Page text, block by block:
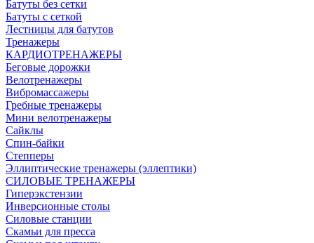
Батуты без сетки
Батуты с сеткой
Лестницы для батутов
Тренажеры
КАРДИОТРЕНАЖЕРЫ
Беговые дорожки
Велотренажеры
Вибромассажеры
Гребные тренажеры
Мини велотренажеры
Сайклы
Спин-байки
Степперы
Эллиптические тренажеры (эллептики)
СИЛОВЫЕ ТРЕНАЖЕРЫ
Гиперэкстензии
Инверсионные столы
Силовые станции
Скамьи для пресса